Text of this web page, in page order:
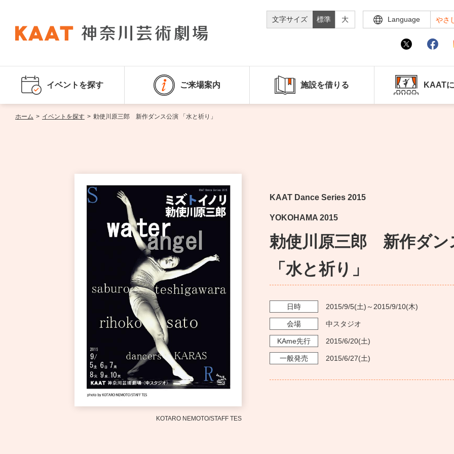
文字サイズ 標準 大 Language やさ
イベントを探す ご来場案内 施設を借りる KAAT
ホーム > イベントを探す > 勅使川原三郎 新作ダンス公演 「水と祈り」
KOTARO NEMOTO/STAFF TES
KAAT Dance Series 2015
YOKOHAMA 2015
勅使川原三郎 新作ダン
「水と祈り」
日時 2015/9/5(土)～ 2015/9/10(木)
会場 中スタジオ
KAme先行 2015/6/20(土)
一般発売 2015/6/27(土)